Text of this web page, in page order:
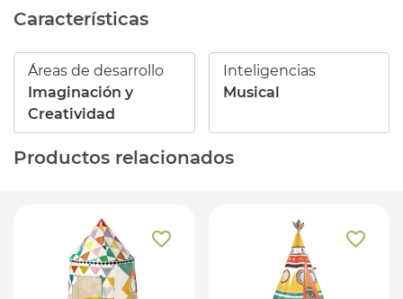
Características
Áreas de desarrollo
Imaginación y
Creatividad
Inteligencias
Musical
Productos relacionados